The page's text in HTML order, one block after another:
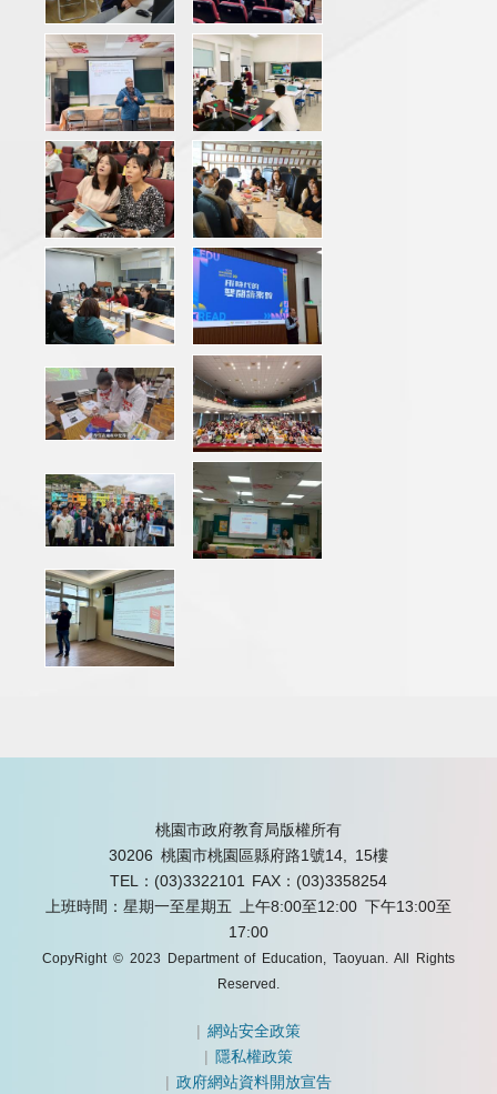
桃園市政府教育局版權所有
30206 桃園市桃園區縣府路1號14, 15樓
TEL：(03)3322101
FAX：(03)3358254
上班時間：星期一至星期五 上午8:00至12:00 下午13:00至
17:00
CopyRight © 2023 Department of Education, Taoyuan. All Rights
Reserved.
|網站安全政策
| 隱私權政策
|政府網站資料開放宣告